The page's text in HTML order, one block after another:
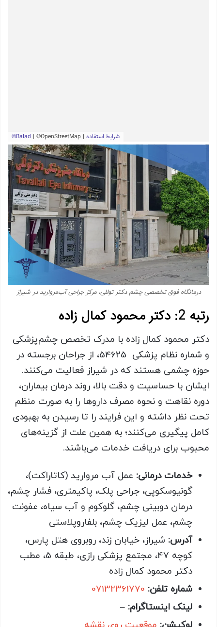
درمانگاه فوق تخصصی چشم دکتر توللی، مرکز جراحی آب‌مروارید در شیراز
رتبه 2: دکتر محمود کمال زاده
دکتر محمود کمال زاده با مدرک تخصص چشم‌پزشکی
و شماره نظام پزشکی 54625، از جراحان برجسته در
حوزه چشمی هستند که در شیراز فعالیت می‌کنند.
ایشان با حساسیت و دقت بالا، روند درمان بیماران،
دوره نقاهت و نحوه مصرف داروها را به‌ صورت منظم
تحت نظر داشته و این فرایند را تا رسیدن به بهبودی
کامل پیگیری می‌کنند؛ به همین علت از گزینه‌های
محبوب برای دریافت خدمات می‌باشند.
خدمات درمانی: عمل آب مروارید (کاتاراکت)،
گونیوسکوپی، جراحی پلک، پاکیمتری، فشار چشم،
درمان دوبینی چشم، گلوکوم و آب سیاه، عفونت
چشم، عمل لیزیک چشم، بلفاروپلاستی
آدرس: شیراز، خیابان زند، روبروی هتل پارس،
کوچه 47، مجتمع پزشکی رازی، طبقه 5، مطب
دکتر محمود کمال زاده
شماره تلفن: 07132361770
لینک اینستاگرام: –